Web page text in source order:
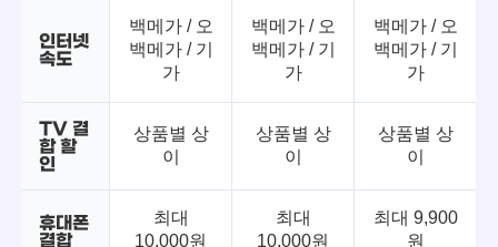
인터넷
속도
백메가 / 오
백메가 / 기
가
백메가 / 오
백메가 / 기
가
백메가 / 오
백메가 / 기
가
TV 결
합 할
인
상품별 상
이
상품별 상
이
상품별 상
이
휴대폰
결합
최대
10,000원
최대
10,000원
최대 9,900
원